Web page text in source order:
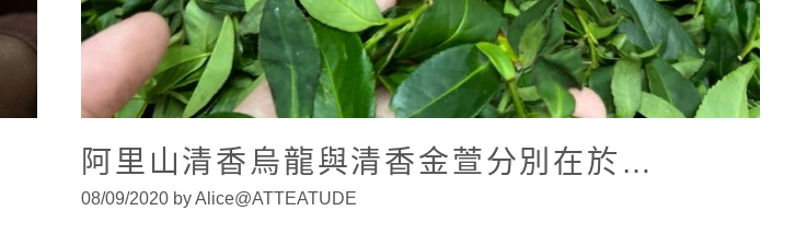
阿里山清香烏龍與清香金萱分別在於…
08/09/2020 by Alice@ATTEATUDE